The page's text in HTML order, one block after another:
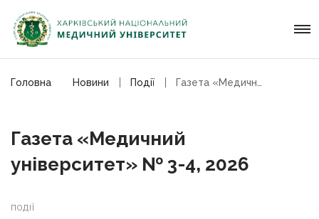
Головна Новини Події
Газета «Медичний
університет» № 3-4, 2026
ПОДІЇ